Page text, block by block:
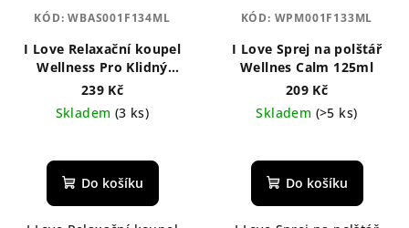
I Love Relaxační koupel
Wellness Pro Klidný
Spánek 500 ml
239 Kč
Skladem (3 ks)
hodnocení
produktu
Do košíku
KÓD:WBAS001F134ML
I Love Sprej na polštář
Wellnes Calm 125ml
209 Kč
Skladem (>5 ks)
Do košíku
KÓD: WPM001F133ML